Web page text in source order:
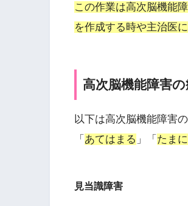
この作業は高次脳機能
を作成する時や主治医
高次脳機能障害
以下は高次脳機能障害
「 あてはまる 」「 たま
見当識障害